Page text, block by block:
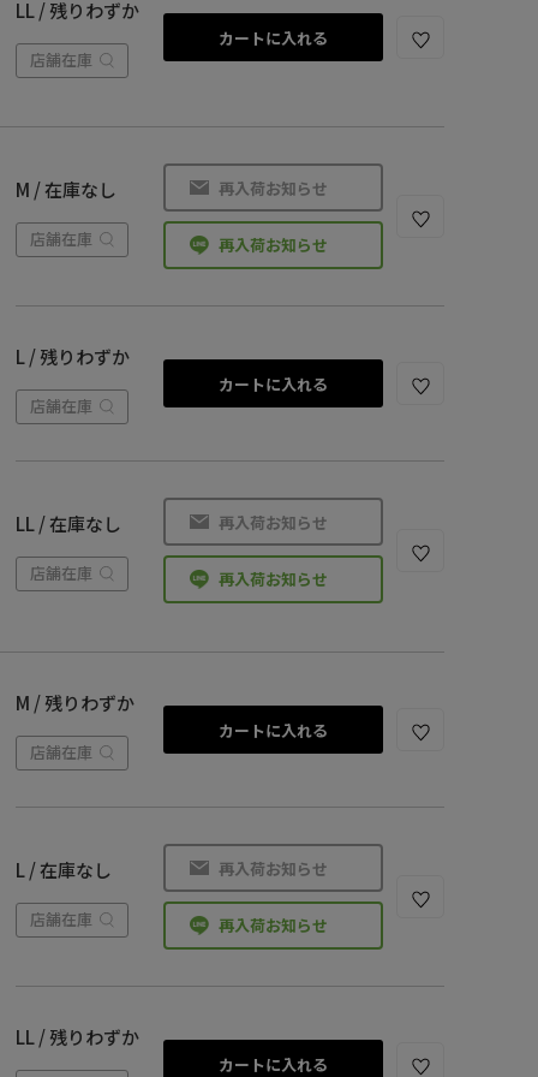
LL / 残りわずか
店舗在庫
カートに入れる
M / 在庫なし
店舗在庫
再入荷お知らせ
再入荷お知らせ
L / 残りわずか
店舗在庫
カートに入れる
LL / 在庫なし
店舗在庫
再入荷お知らせ
再入荷お知らせ
M / 残りわずか
店舗在庫
カートに入れる
L / 在庫なし
店舗在庫
再入荷お知らせ
再入荷お知らせ
LL / 残りわずか
カートに入れる